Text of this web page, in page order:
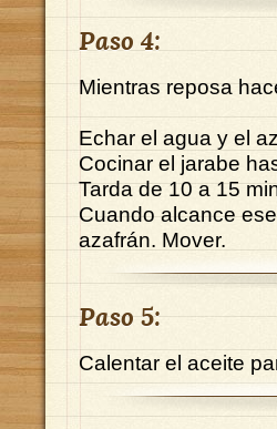
Paso 4:
Mientras reposa
Echar el agua y el
Cocinar el jarabe
Tarda de 10 a 15
Cuando alcance
azafrán. Mover.
Paso 5:
Calentar el aceite